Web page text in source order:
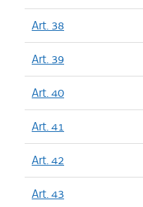
Art. 38
Art. 39
Art. 40
Art. 41
Art. 42
Art. 43